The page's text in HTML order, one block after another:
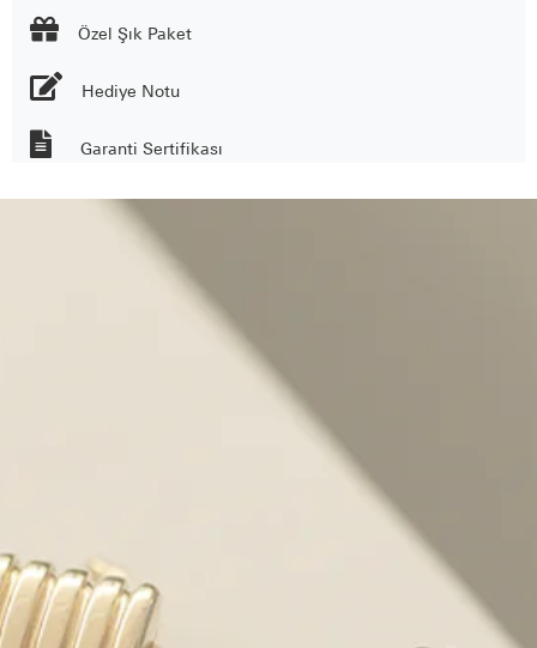
 Özel Şık Paket
Hediye Notu
Garanti Sertifikası